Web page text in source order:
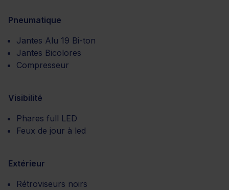
Pneumatique
Jantes Alu 19 Bi-ton
Jantes Bicolores
Compresseur
Visibilité
Phares full LED
Feux de jour à led
Extérieur
Rétroviseurs noirs